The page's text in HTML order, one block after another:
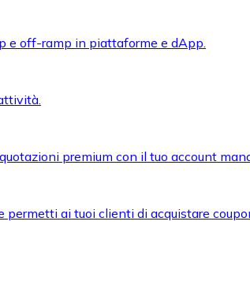
e off-ramp in piattaforme e dApp.
premium con il tuo account
permetti ai tuoi clienti di acquistare